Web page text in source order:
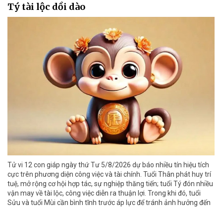
Tý tài lộc dồi dào
Tử vi 12 con giáp ngày thứ Tư 5/8/2026 dự báo nhiều tín hiệu tích
cực trên phương diện công việc và tài chính. Tuổi Thân phát huy trí
tuệ, mở rộng cơ hội hợp tác, sự nghiệp thăng tiến; tuổi Tý đón nhiều
vận may về tài lộc, công việc diễn ra thuận lợi. Trong khi đó, tuổi
Sửu và tuổi Mùi cần bình tĩnh trước áp lực để tránh ảnh hưởng đến